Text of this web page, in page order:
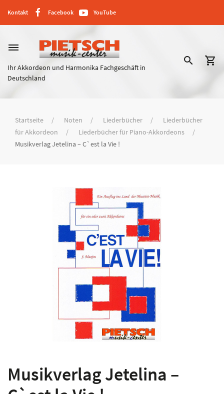
Kontakt Facebook YouTube
dehaze
Ihr Akkordeon und Harmonika Fachgeschäft in
Deutschland
search shopping_cart
Startseite Noten Liederbücher
Liederbücher
für Akkordeon
Liederbücher für Piano-Akkordeons
Musikverlag Jetelina – C`est la Vie !
Musikverlag Jetelina –